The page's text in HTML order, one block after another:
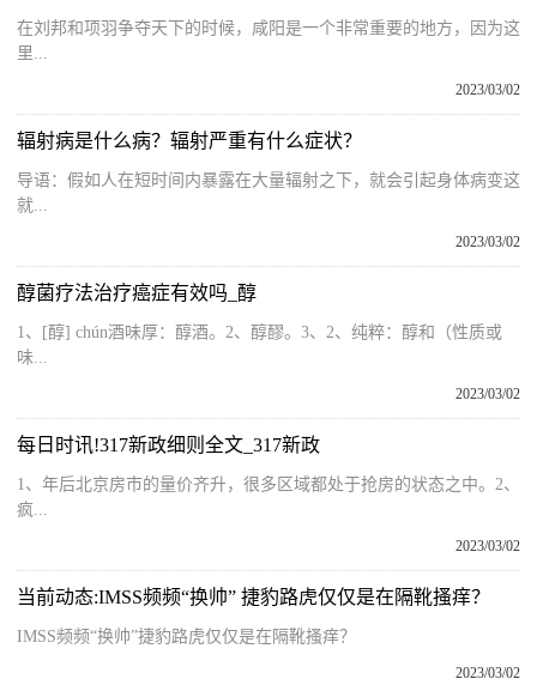
在刘邦和项羽争夺天下的时候，咸阳是一个非常重要的地方，因为这
里...
2023/03/02
辐射病是什么病？辐射严重有什么症状？
导语：假如人在短时间内暴露在大量辐射之下，就会引起身体病变这
就...
2023/03/02
醇菌疗法治疗癌症有效吗_醇
1、[醇] chún酒味厚：醇酒。2、醇醪。3、2、纯粹：醇和（性质或
味...
2023/03/02
每日时讯!317新政细则全文_317新政
1、年后北京房市的量价齐升，很多区域都处于抢房的状态之中。2、
疯...
2023/03/02
当前动态:IMSS频频“换帅” 捷豹路虎仅仅是在隔靴搔痒？
IMSS频频“换帅”捷豹路虎仅仅是在隔靴搔痒？
2023/03/02